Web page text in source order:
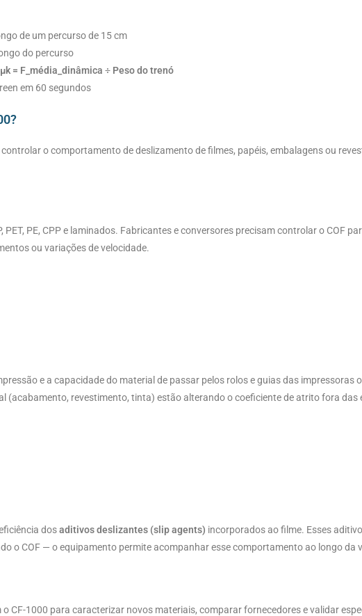
de um percurso de 15 cm
do percurso
µk = F_média_dinâmica ÷ Peso do trenó
em 60 segundos
o comportamento de deslizamento de filmes, papéis, embalagens ou
PE, CPP e laminados. Fabricantes e conversores precisam controlar o COF
ou variações de velocidade.
e a capacidade do material de passar pelos rolos e guias das impressoras
(acabamento, revestimento, tinta) estão alterando o coeficiente de atrito fora das
dosaditivos deslizantes (slip agents) incorporados ao filme. Esses
o COF — o equipamento permite acompanhar esse comportamento ao longo da
CF-1000 para caracterizar novos materiais, comparar fornecedores e validar